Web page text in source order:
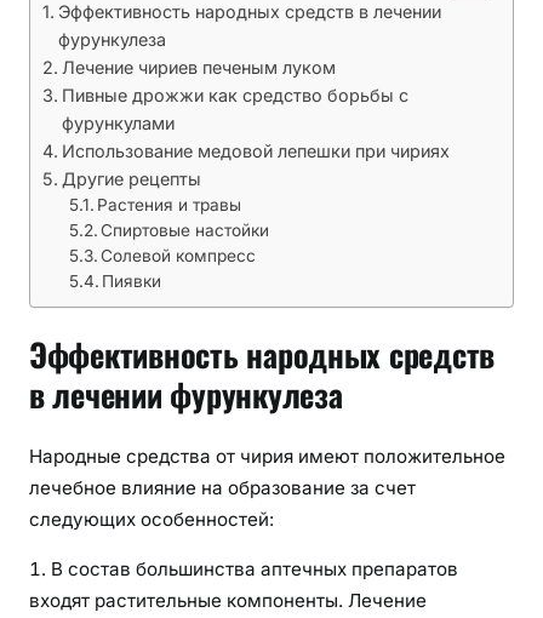
н
Эффективность народных средств в лечении
фурункулеза
Лечение чириев печеным луком
Пивные дрожжи как средство борьбы с
фурункулами
Использование медовой лепешки при чириях
Другие рецепты
Растения и травы
Спиртовые настойки
Солевой компресс
Пиявки
Эффективность народных средств
в лечении фурункулеза
Народные средства от чирия имеют положительное
лечебное влияние на образование за счет
следующих особенностей:
В состав большинства аптечных препаратов
входят растительные компоненты. Лечение